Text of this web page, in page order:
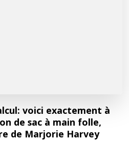
voici exactement à
de sac à main folle,
de Marjorie Harvey